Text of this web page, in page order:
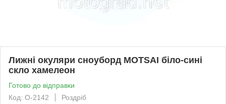
Лижні окуляри сноуборд MOTSAI біло-сині
скло хамелеон
Готово до відправки
Код: O-2142
Роздріб